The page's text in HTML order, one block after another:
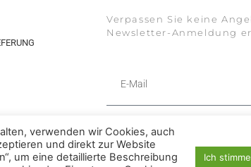
Verpassen Sie keine
Newsletter-Anmeldung
FAQ Kontakt
verwenden wir Cookies, auch
und direkt zur Website
um eine detaillierte Beschreibung
Ich